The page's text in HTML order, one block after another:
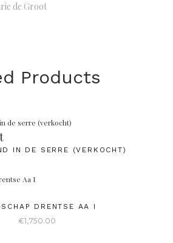
de Groot
Products
IN DE SERRE (VERKOCHT)
DRENTSE AA I
€1,750.00